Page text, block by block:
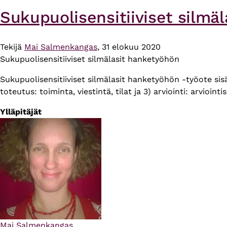
Sukupuolisensitiiviset
Tekijä Mai Salmenkangas, 31 elokuu 2020
Sukupuolisensitiiviset silmälasit hanketyöhön
Sukupuolisensitiiviset silmälasit hanketyöhön -työote
toteutus: toiminta, viestintä, tilat ja 3) arviointi:
Ylläpitäjät
Mai Salmenkangas